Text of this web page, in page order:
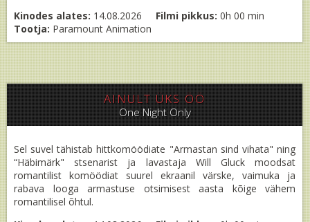
Kinodes alates: 14.08.2026 Filmi pikkus: 0h 00 min
Tootja: Paramount Animation
AINULT ÜKS ÖÖ
One Night Only
Sel suvel tähistab hittkomöödiate "Armastan sind vihata" ning
“Häbimärk" stsenarist ja lavastaja Will Gluck moodsat
romantilist komöödiat suurel ekraanil värske, vaimuka ja
rabava looga armastuse otsimisest aasta kõige vähem
romantilisel õhtul.